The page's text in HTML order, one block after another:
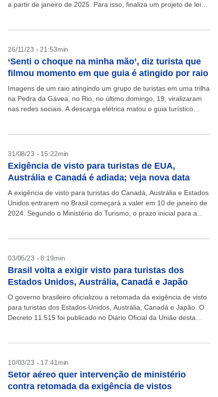
a partir de janeiro de 2025. Para isso, finaliza um projeto de lei
26/11/23 - 21:53min
‘Senti o choque na minha mão’, diz turista que
filmou momento em que guia é atingido por raio
Imagens de um raio atingindo um grupo de turistas em uma trilha
na Pedra da Gávea, no Rio, no último domingo, 19, viralizaram
nas redes sociais. A descarga elétrica matou o guia turístico
31/08/23 - 15:22min
Exigência de visto para turistas de EUA,
Austrália e Canadá é adiada; veja nova data
A exigência de visto para turistas do Canadá, Austrália e Estados
Unidos entrarem no Brasil começará a valer em 10 de janeiro de
2024. Segundo o Ministério do Turismo, o prazo inicial para a...
03/05/23 - 8:19min
Brasil volta a exigir visto para turistas dos
Estados Unidos, Austrália, Canadá e Japão
O governo brasileiro oficializou a retomada da exigência de visto
para turistas dos Estados Unidos, Austrália, Canadá e Japão. O
Decreto 11.515 foi publicado no Diário Oficial da União desta
10/03/23 - 17:41min
Setor aéreo quer intervenção de ministério
contra retomada da exigência de vistos